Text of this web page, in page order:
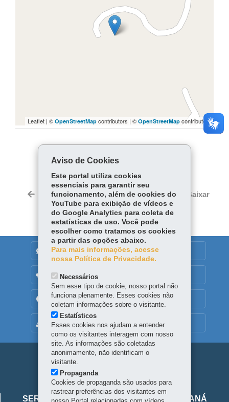
Leaflet | © OpenStreetMap contributors | © OpenStreetMap contributors
Twitter
Voltar Início Imprimir Baixar
MAPA DO SITE
DENUNCIE CORRUPÇÃO
OUVIDORIA
TRANSPARÊNCIA INSTITUCIONAL
Navegação
principal
Viaje
SERVIÇO SOCIAL AUTÔNOMO VIAJE PARANÁ
Aviso de Cookies
Este portal utiliza cookies
essenciais para garantir seu
funcionamento, além de cookies do
YouTube para exibição de vídeos e
do Google Analytics para coleta de
estatísticas de uso. Você pode
escolher como tratamos os cookies
a partir das opções abaixo.
Para mais informações, acesse
nossa Política de Privacidade.
Necessários
Sem esse tipo de cookie, nosso portal não
funciona plenamente. Esses cookies não
coletam informações sobre o visitante.
Estatísticos
Esses cookies nos ajudam a entender
como os visitantes interagem com nosso
site. As informações são coletadas
anonimamente, não identificam o
visitante.
Propaganda
Cookies de propaganda são usados para
rastrear preferências dos visitantes em